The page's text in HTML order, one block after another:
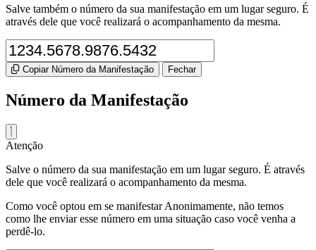
Salve também o número da sua manifestação em um lugar seguro. É
através dele que você realizará o acompanhamento da mesma.
Copiar Número da Manifestação Fechar
Número da Manifestação
Atenção
Salve o número da sua manifestação em um lugar seguro. É através
dele que você realizará o acompanhamento da mesma.
Como você optou em se manifestar Anonimamente, não temos
como lhe enviar esse número em uma situação caso você venha a
perdê-lo.